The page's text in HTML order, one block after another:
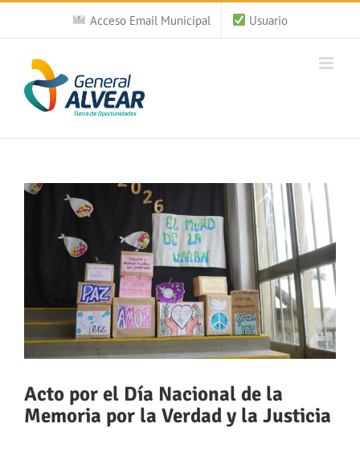
Saltar
contenido
Acceso Email Municipal Usuario
Ver
grande
Acto por el Día Nacional de la
Memoria por la Verdad y la Justicia